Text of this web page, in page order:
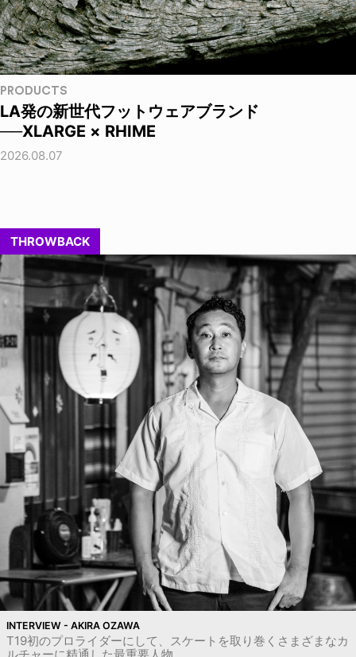
PRODUCTS
LA発の新世代フットウェアブランド
──XLARGE × RHIME
2026.08.07
THROWBACK
INTERVIEW - AKIRA OZAWA
T19初のプロライダーにして、スケートを取り巻くさまざまなカ